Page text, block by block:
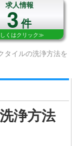
求人情報
3件
くはクリック≫
タイルの洗浄方法を
浄方法